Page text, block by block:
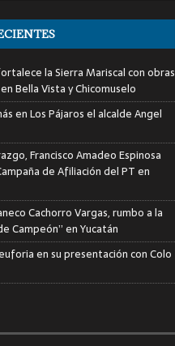
la Sierra Mariscal con obras
Bella Vista y Chicomuselo
en Los Pájaros el alcalde Angel
Francisco Amadeo Espinosa
de Afiliación del PT en
Cachorro Vargas, rumbo a la
Campeón” en Yucatán
en su presentación con Colo